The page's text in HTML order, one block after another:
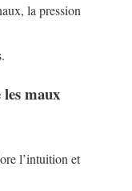
la pression
maux
l’intuition et